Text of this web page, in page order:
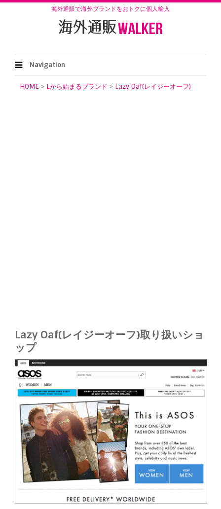
海外通販で海外ブランドをおトクに個人輸入
Navigation
HOME > Lから始まるブランド > Lazy Oaf(レイジーオーフ)
Lazy Oaf(レイジーオーフ)取り扱いショ
ップ